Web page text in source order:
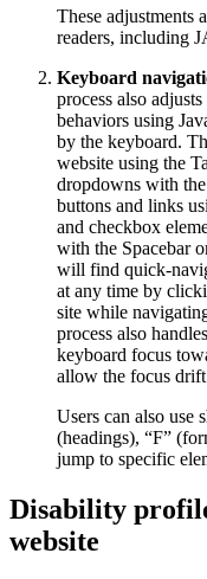
These adjustments
readers, including
Keyboard
process also
behaviors using
by the keyboard.
website using the
dropdowns with
buttons and links
and checkbox
with the Spacebar
will find quick-
at any time by
site while
process also
keyboard focus
allow the focus
Users can also use
(headings), “F”
jump to specific
Disability
website